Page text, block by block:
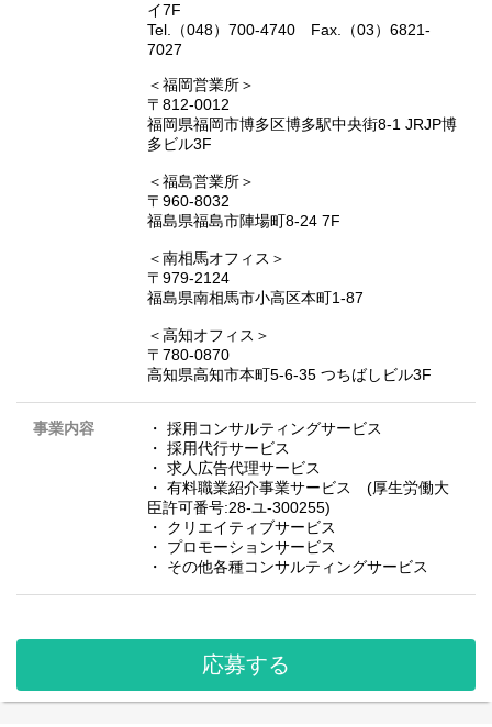
イ7F
Tel.（048）700-4740 Fax.（03）6821-
7027
＜福岡営業所＞
〒812-0012
福岡県福岡市博多区博多駅中央街8-1 JRJP博
多ビル3F
＜福島営業所＞
〒960-8032
福島県福島市陣場町8-24 7F
＜南相馬オフィス＞
〒979-2124
福島県南相馬市小高区本町1-87
＜高知オフィス＞
〒780-0870
高知県高知市本町5-6-35 つちばしビル3F
事業内容
・ 採用コンサルティングサービス
・ 採用代行サービス
・ 求人広告代理サービス
・ 有料職業紹介事業サービス (厚生労働大
臣許可番号:28-ユ-300255)
・ クリエイティブサービス
・ プロモーションサービス
・ その他各種コンサルティングサービス
応募する